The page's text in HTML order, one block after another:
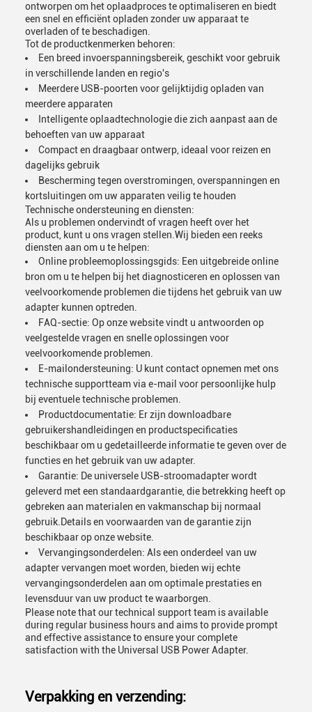
ontworpen om het oplaadproces te optimaliseren en biedt
een snel en efficiënt opladen zonder uw apparaat te
overladen of te beschadigen.
Tot de productkenmerken behoren:
Een breed invoerspanningsbereik, geschikt voor gebruik
in verschillende landen en regio's
Meerdere USB-poorten voor gelijktijdig opladen van
meerdere apparaten
Intelligente oplaadtechnologie die zich aanpast aan de
behoeften van uw apparaat
Compact en draagbaar ontwerp, ideaal voor reizen en
dagelijks gebruik
Bescherming tegen overstromingen, overspanningen en
kortsluitingen om uw apparaten veilig te houden
Technische ondersteuning en diensten:
Als u problemen ondervindt of vragen heeft over het
product, kunt u ons vragen stellen.Wij bieden een reeks
diensten aan om u te helpen:
Online probleemoplossingsgids: Een uitgebreide online
bron om u te helpen bij het diagnosticeren en oplossen van
veelvoorkomende problemen die tijdens het gebruik van uw
adapter kunnen optreden.
FAQ-sectie: Op onze website vindt u antwoorden op
veelgestelde vragen en snelle oplossingen voor
veelvoorkomende problemen.
E-mailondersteuning: U kunt contact opnemen met ons
technische supportteam via e-mail voor persoonlijke hulp
bij eventuele technische problemen.
Productdocumentatie: Er zijn downloadbare
gebruikershandleidingen en productspecificaties
beschikbaar om u gedetailleerde informatie te geven over de
functies en het gebruik van uw adapter.
Garantie: De universele USB-stroomadapter wordt
geleverd met een standaardgarantie, die betrekking heeft op
gebreken aan materialen en vakmanschap bij normaal
gebruik.Details en voorwaarden van de garantie zijn
beschikbaar op onze website.
Vervangingsonderdelen: Als een onderdeel van uw
adapter vervangen moet worden, bieden wij echte
vervangingsonderdelen aan om optimale prestaties en
levensduur van uw product te waarborgen.
Please note that our technical support team is available
during regular business hours and aims to provide prompt
and effective assistance to ensure your complete
satisfaction with the Universal USB Power Adapter.
Verpakking en verzending: